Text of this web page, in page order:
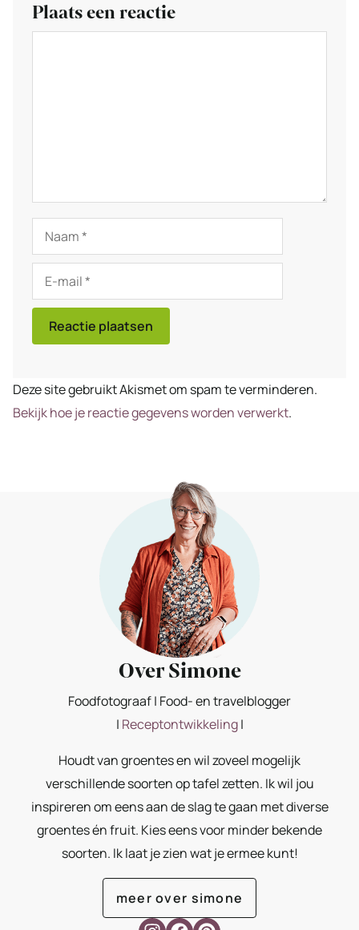
Plaats een reactie
Naam
mail
Deze site gebruikt Akismet om spam te verminderen.
Bekijk hoe je reactie gegevens worden verwerkt.
Over Simone
Foodfotograaf | Food- en travelblogger
| Receptontwikkeling|
Houdt van groentes en wil zoveel mogelijk
verschillende soorten op tafel zetten. Ik wil jou
inspireren om eens aan de slag te gaan met diverse
groentes én fruit. Kies eens voor minder bekende
soorten. Ik laat je zien wat je ermee kunt!
meer over simone